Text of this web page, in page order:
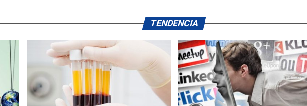
TENDENCIA